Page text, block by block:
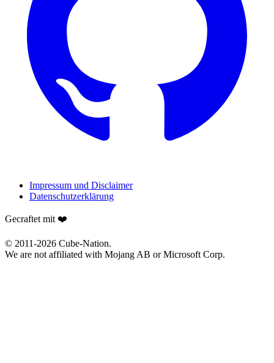
Impressum und Disclaimer
Datenschutzerklärung
Gecraftet mit ❤️
© 2011-2026 Cube-Nation.
We are not affiliated with Mojang AB or Microsoft Corp.